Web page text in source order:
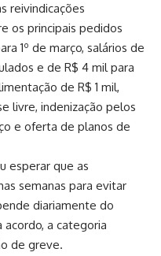
reivindicações
os principais pedidos
1º de março, salários de
e de R$ 4 mil para
de R$ 1 mil,
livre, indenização pelos
e oferta de planos de
esperar que as
semanas para evitar
diariamente do
acordo, a categoria
de greve.